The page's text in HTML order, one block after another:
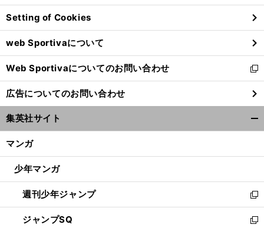
ン
ド
ウ
で
開
く
Setting of Cookies
web Sportivaについて
Web Sportivaについてのお問い合わせ
新
し
い
ウ
ィ
ン
ウ
開
く
広告についてのお問い合わせ
集英社サイト
マンガ
少年マンガ
週刊少年ジャンプ
新
し
い
ジャンプSQ
新